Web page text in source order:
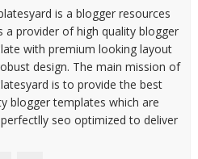
is a blogger resources
a provider of high quality blogger
with premium looking layout
design. The main mission of
is to provide the best
blogger templates which are
seo optimized to deliver